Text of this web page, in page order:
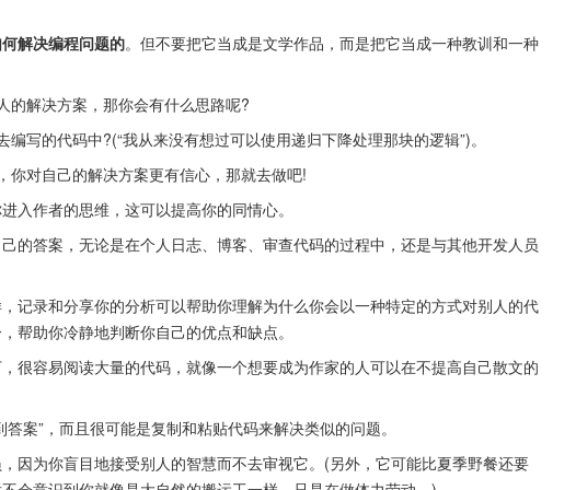
解决编程问题的。但不要把它当成是文学作品，而是把它当成一种教训和一种
的解决方案，那你会有什么思路呢?
写的代码中?(“我从来没有想过可以使用递归下降处理那块的逻辑”)。
对自己的解决方案更有信心，那就去做吧!
入作者的思维，这可以提高你的同情心。
的答案，无论是在个人日志、博客、审查代码的过程中，还是与其他开发人员
记录和分享你的分析可以帮助你理解为什么你会以一种特定的方式对别人的代
帮助你冷静地判断你自己的优点和缺点。
很容易阅读大量的代码，就像一个想要成为作家的人可以在不提高自己散文的
案”，而且很可能是复制和粘贴代码来解决类似的问题。
因为你盲目地接受别人的智慧而不去审视它。(另外，它可能比夏季野餐还要